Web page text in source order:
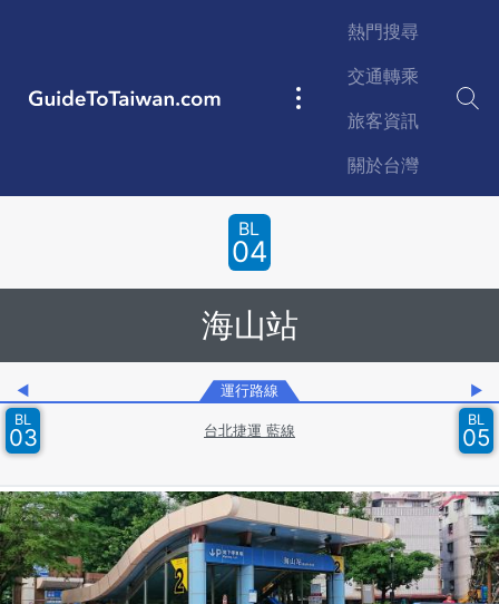
GuideToTaiwan.com
Main
熱門搜尋
交通轉乘
旅客資訊
關於台灣
BL
04
海山站
◀ 運行路線
▶
BL
03 台北捷運 藍線
BL
05